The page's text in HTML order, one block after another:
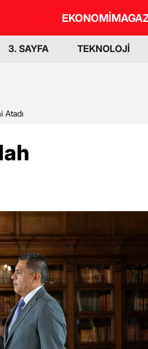
EKONOMİ
3. SAYFA TEKNOLOJİ
Atadı